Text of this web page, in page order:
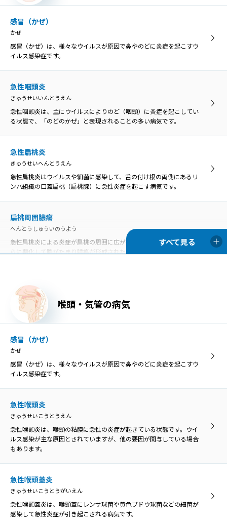
感冒（かぜ）
かぜ
感冒（かぜ）は、様々なウイルスが原因で鼻やのどに炎症を起こすウ
イルス感染症です。
急性咽頭炎
きゅうせいいんとうえん
急性咽頭炎は、主にウイルスによりのど（咽頭）に炎症を起こしてい
る状態で、「のどのかぜ」と表現されることの多い病気です。
急性扁桃炎
きゅうせいへんとうえん
急性扁桃炎はウイルスや細菌に感染して、舌の付け根の両側にあるリ
ンパ組織の口蓋扁桃（扁桃腺）に急性炎症を起こす病気です。
扁桃周囲膿瘍
へんとうしゅういのうよう
急性扁桃炎による炎症が扁桃の周囲に広がったものを扁桃周囲炎、さ
らに悪化して膿がたまり膿瘍が形成された状態を扁桃周囲膿瘍といい
口内炎
こうないえん
口内炎は、口の中の粘膜に炎症を起こす病気の総称です。口の中の痛
みや不快感が主な症状です。
いぶつ・がいしょう
い、異物によってのどが傷つくと、膿がたまって感染を引き起こす原
因になることがあります。
口腔乾燥症
こうくうかんそうしょう
ドライマウスとも呼ばれています。
いしょくどうぎゃくりゅうしょう
喉頭・気管の病気
感冒（かぜ）
かぜ
感冒（かぜ）は、様々なウイルスが原因で鼻やのどに炎症を起こすウ
イルス感染症です。
急性喉頭炎
きゅうせいこうとうえん
急性喉頭炎は、喉頭の粘膜に急性の炎症が起きている状態です。ウイ
ルス感染が主な原因とされていますが、他の要因が関与している場合
もあります。
急性喉頭蓋炎
きゅうせいこうとうがいえん
急性喉頭蓋炎は、喉頭蓋にレンサ球菌や黄色ブドウ球菌などの細菌が
感染して急性炎症が引き起こされる病気です。